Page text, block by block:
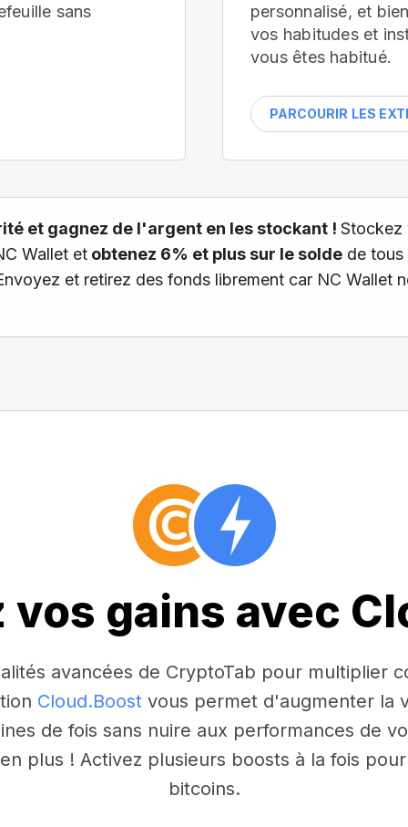
sans
personnalisé, et
vos habitudes et
vous êtes habitué.
PARCOURIR LES
et gagnez de l'argent en les stockant ! Stockez
Wallet et obtenez 6% et plus sur le solde de tous
et retirez des fonds librement car NC Wallet
gains avec
avancées de CryptoTab pour multiplier
Cloud.Boost vous permet d'augmenter la
de fois sans nuire aux performances de
plus ! Activez plusieurs boosts à la fois
bitcoins.